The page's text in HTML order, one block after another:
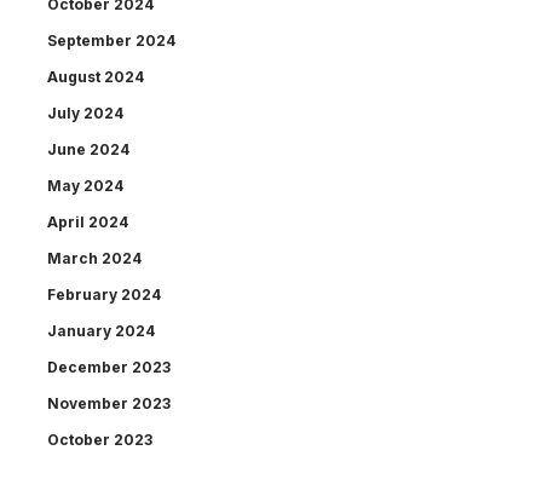
October 2024
September 2024
August 2024
July 2024
June 2024
May 2024
April 2024
March 2024
February 2024
January 2024
December 2023
November 2023
October 2023